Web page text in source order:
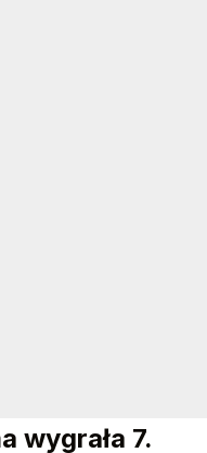
wygrała 7.